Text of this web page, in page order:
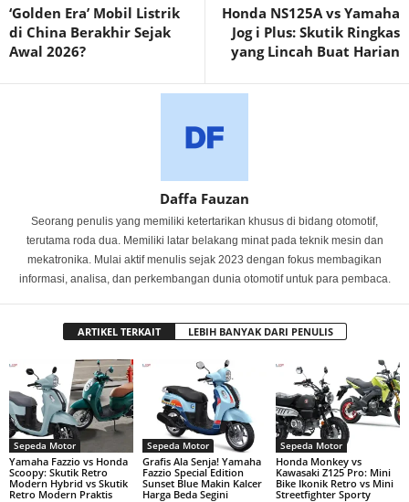
‘Golden Era’ Mobil Listrik
di China Berakhir Sejak
Awal 2026?
Honda NS125A vs Yamaha
Jog i Plus: Skutik Ringkas
yang Lincah Buat Harian
Daffa Fauzan
Seorang penulis yang memiliki ketertarikan khusus di bidang otomotif,
terutama roda dua. Memiliki latar belakang minat pada teknik mesin dan
mekatronika. Mulai aktif menulis sejak 2023 dengan fokus membagikan
informasi, analisa, dan perkembangan dunia otomotif untuk para pembaca.
ARTIKEL TERKAIT LEBIH BANYAK DARI PENULIS
Sepeda Motor
Yamaha Fazzio vs Honda
Scoopy: Skutik Retro
Modern Hybrid vs Skutik
Retro Modern Praktis
Sepeda Motor
Grafis Ala Senja! Yamaha
Fazzio Special Edition
Sunset Blue Makin Kalcer
Harga Beda Segini
Sepeda Motor
Honda Monkey vs
Kawasaki Z125 Pro: Mini
Bike Ikonik Retro vs Mini
Streetfighter Sporty